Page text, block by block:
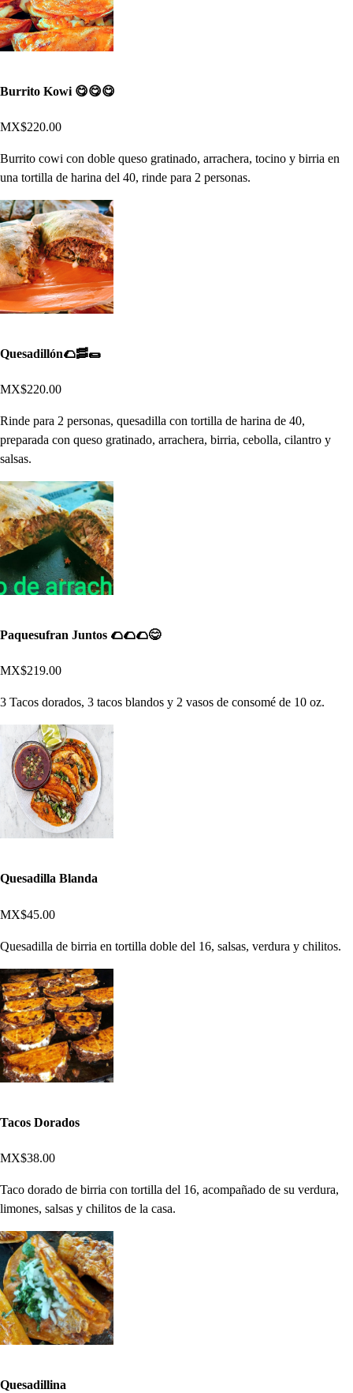
Burrito Kowi 😋😋😋
MX$220.00
Burrito cowi con doble queso gratinado, arrachera, tocino y birria en
una tortilla de harina del 40, rinde para 2 personas.
Quesadillón🌮🥓🌯
MX$220.00
Rinde para 2 personas, quesadilla con tortilla de harina de 40,
preparada con queso gratinado, arrachera, birria, cebolla, cilantro y
salsas.
Paquesufran Juntos 🌮🌮🌮😋
MX$219.00
3 Tacos dorados, 3 tacos blandos y 2 vasos de consomé de 10 oz.
Quesadilla Blanda
MX$45.00
Quesadilla de birria en tortilla doble del 16, salsas, verdura y chilitos.
Tacos Dorados
MX$38.00
Taco dorado de birria con tortilla del 16, acompañado de su verdura,
limones, salsas y chilitos de la casa.
Quesadillina